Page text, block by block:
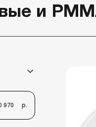
и
р.